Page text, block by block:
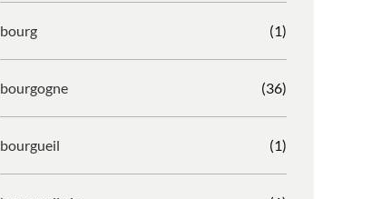
bourg (1)
bourgogne (36)
bourgueil (1)